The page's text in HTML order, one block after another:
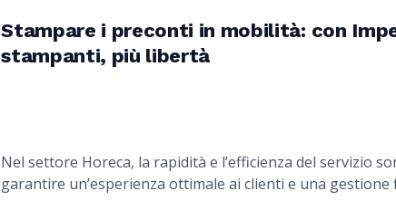
Stampare i preconti in mobilità: con
stampanti, più libertà
Nel settore Horeca, la rapidità e l’efficienza del servizio
garantire un’esperienza ottimale ai clienti e una